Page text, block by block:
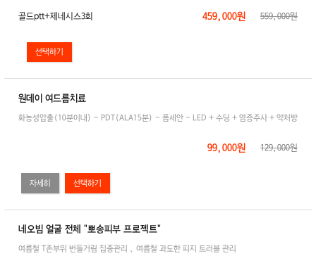
골드ptt+제네시스3회 459,000원 559,000원
원데이 여드름치료
화농성압출(10분이내) - PDT(ALA15분) - 폼세안 - LED + 수딩 + 염증주사 + 약처방
자세히
99,000원 129,000원
네오빔 얼굴 전체 "뽀송피부 프로젝트"
여름철 T존부위 번들거림 집중관리 , 여름철 과도한 피지 트러블 관리